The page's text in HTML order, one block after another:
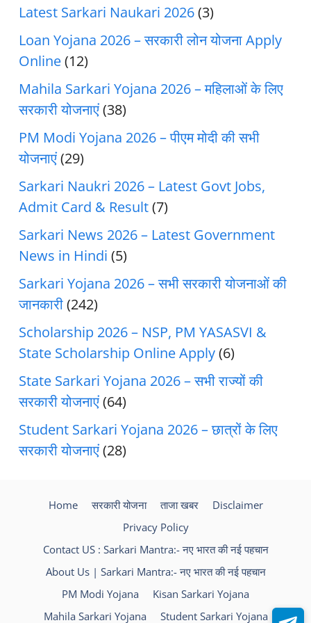
Latest Sarkari Naukari 2026(3)
Loan Yojana 2026 – सरकारी लोन योजना Apply
Online(12)
Mahila Sarkari Yojana 2026 – महिलाओं के लिए
सरकारी योजनाएं(38)
PM Modi Yojana 2026 – पीएम मोदी की सभी
योजनाएं(29)
Sarkari Naukri 2026 – Latest Govt Jobs,
Admit Card & Result(7)
Sarkari News 2026 – Latest Government
News in Hindi (5)
Sarkari Yojana 2026 – सभी सरकारी योजनाओं की
जानकारी(242)
Scholarship 2026 – NSP, PM YASASVI &
State Scholarship Online Apply(6)
State Sarkari Yojana 2026 – सभी राज्यों की
सरकारी योजनाएं(64)
Student Sarkari Yojana 2026 – छात्रों के लिए
सरकारी योजनाएं(28)
Home सरकारी योजना ताजा खबर
Disclaimer
Privacy Policy
Contact US : Sarkari Mantra:- नए भारत की नई पहचान
About Us | Sarkari Mantra:- नए भारत की नई पहचान
PM Modi Yojana
Kisan Sarkari Yojana
Mahila Sarkari Yojana
Student Sarkari Yojana